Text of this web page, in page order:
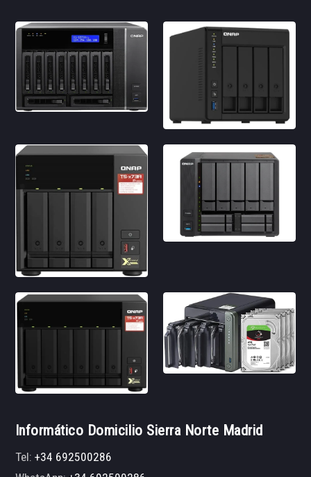
Informático Domicilio Sierra Norte Madrid
Tel:+34 692500286